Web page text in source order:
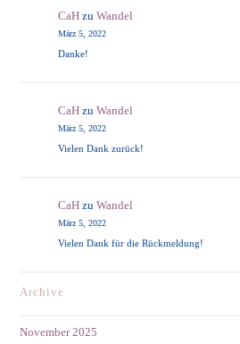
CaHzu Wandel
März 5, 2022
Danke!
CaHzu Wandel
März 5, 2022
Vielen Dank zurück!
CaHzu Wandel
März 5, 2022
Vielen Dank für die Rückmeldung!
Archive
November 2025